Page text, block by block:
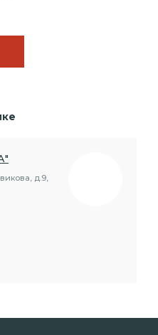
д.9,